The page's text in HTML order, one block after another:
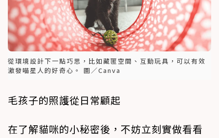
從環境設計下一點巧思，比如藏匿空間、互動玩具，可以有效
激發喵星人的好奇心。 圖／Canva
毛孩子的照護從日常顧起
在了解貓咪的小秘密後，不妨立刻實做看看